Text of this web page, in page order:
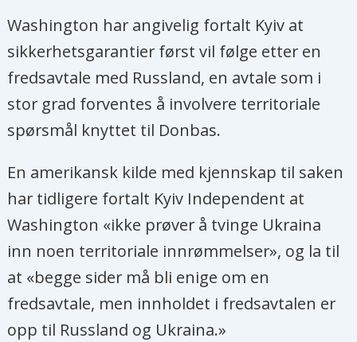
Washington har angivelig fortalt Kyiv at
sikkerhetsgarantier først vil følge etter en
fredsavtale med Russland, en avtale som i
stor grad forventes å involvere territoriale
spørsmål knyttet til Donbas.
En amerikansk kilde med kjennskap til saken
har tidligere fortalt Kyiv Independent at
Washington «ikke prøver å tvinge Ukraina
inn noen territoriale innrømmelser», og la til
at «begge sider må bli enige om en
fredsavtale, men innholdet i fredsavtalen er
opp til Russland og Ukraina.»